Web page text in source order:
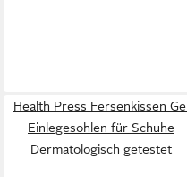
Health Press Fersenkissen Gel
Einlegesohlen für Schuhe
Dermatologisch getestet